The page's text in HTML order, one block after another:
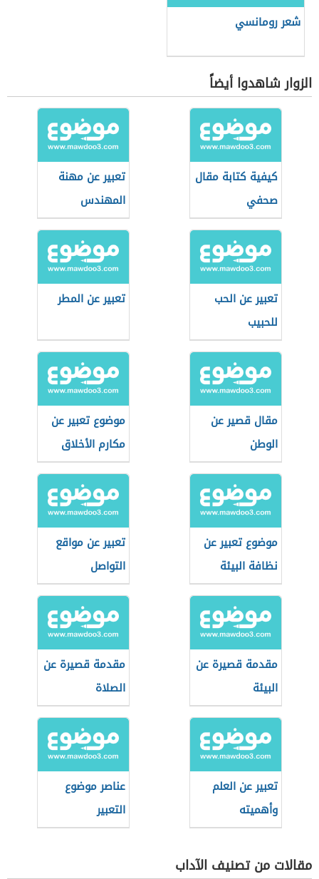
شعر رومانسي
الزوار شاهدوا أيضاً
كيفية كتابة مقال
صحفي
تعبير عن مهنة
المهندس
تعبير عن الحب
للحبيب
تعبير عن المطر
مقال قصير عن
الوطن
موضوع تعبير عن
مكارم الأخلاق
موضوع تعبير عن
نظافة البيئة
تعبير عن مواقع
التواصل
الاجتماعي
مقدمة قصيرة عن
البيئة
مقدمة قصيرة عن
الصلاة
تعبير عن العلم
وأهميته
عناصر موضوع
التعبير
مقالات من تصنيف الآداب